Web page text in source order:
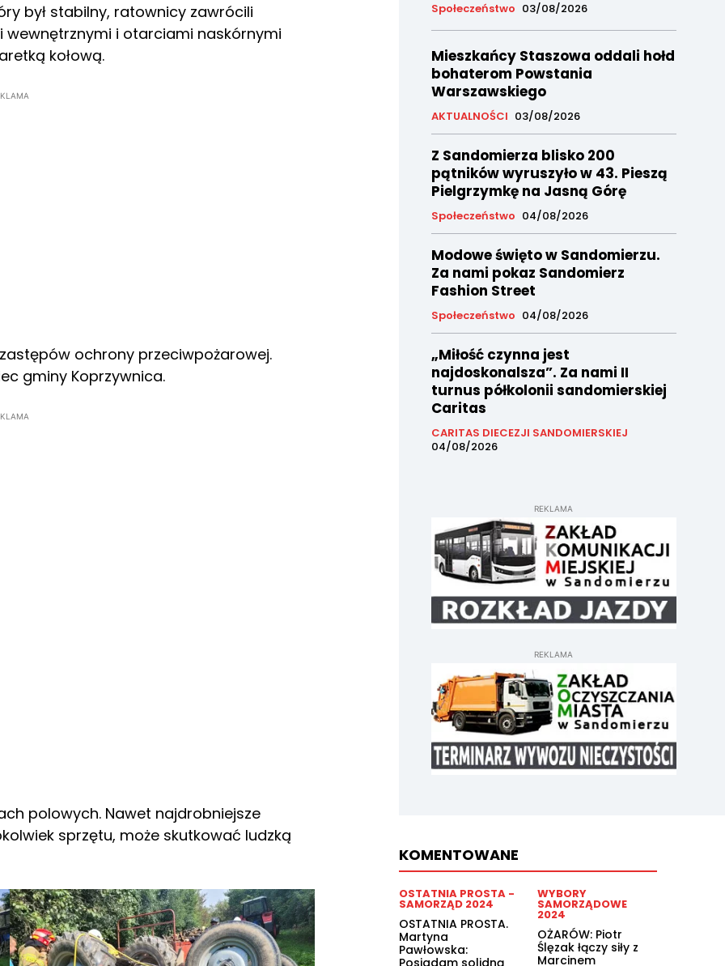
był stabilny, ratownicy zawrócili
wewnętrznymi i otarciami naskórnymi
kołową.
ochrony przeciwpożarowej.
gminy Koprzywnica.
polowych. Nawet najdrobniejsze
sprzętu, może skutkować ludzką
Społeczeństwo 03/08/2026
Mieszkańcy Staszowa oddali hołd
bohaterom Powstania
Warszawskiego
AKTUALNOŚCI 03/08/2026
Z Sandomierza blisko 200
pątników wyruszyło w 43. Pieszą
Pielgrzymkę na Jasną Górę
Społeczeństwo 04/08/2026
Modowe święto w Sandomierzu.
Za nami pokaz Sandomierz
Fashion Street
Społeczeństwo 04/08/2026
„Miłość czynna jest
najdoskonalsza”. Za nami II
turnus półkolonii sandomierskiej
Caritas
CARITAS DIECEZJI SANDOMIERSKIEJ
04/08/2026
REKLAMA
REKLAMA
KOMENTOWANE
OSTATNIA PROSTA -
SAMORZĄD 2024
OSTATNIA PROSTA.
Martyna
Pawłowska:
Posiadam solidną
WYBORY
SAMORZĄDOWE
2024
OŻARÓW: Piotr
Ślęzak łączy siły z
Marcinem